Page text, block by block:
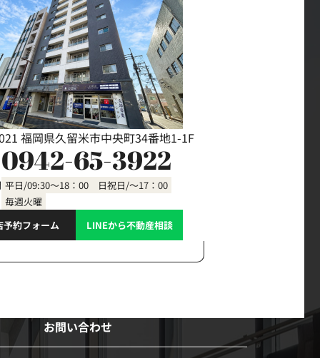
福岡県久留米市中央町34番地1-1F
0942-65-3922
平日/09:30～18：00 日祝日/～17：00
毎週火曜
予約フォーム
LINEから不動産相談
お問い合わせ